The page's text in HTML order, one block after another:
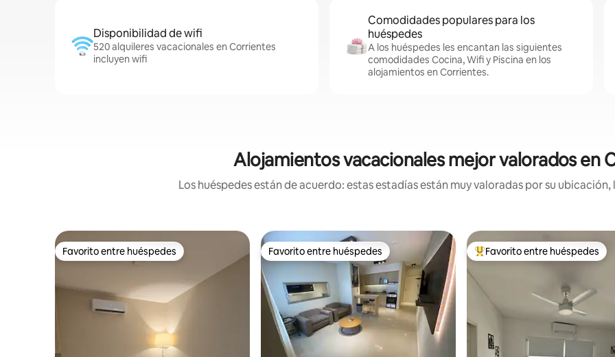
Disponibilidad de wifi
520 alquileres vacacionales en Corrientes
incluyen wifi
Comodidades populares para los
huéspedes
A los huéspedes les encantan las siguientes
comodidades Cocina, Wifi y Piscina en los
alojamientos en Corrientes.
Alojamientos vacacionales mejor valorados en
Los huéspedes están de acuerdo: estas estadías están muy valoradas por su
Favorito entre huéspedes
Favorito entre huéspedes Favorito entre huéspedes
Favorito entre huéspedes Favorito entre huéspedes
Favorito entre huéspedes